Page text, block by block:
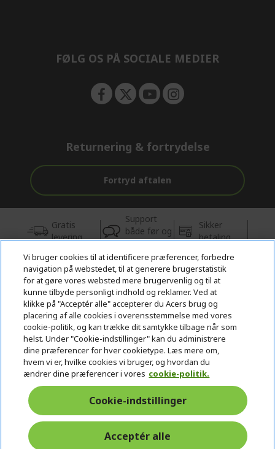
FØLG OS PÅ SOCIALE MEDIER
Returnering & fortrydelse
Fortryd aftalen
Gratis
levering
Support
både før og
efter købet
Sikker
betaling
© 2026 Acer Inc.
CPYou BV er autoriseret forhandler og sælger af de produkter og
tjenester, der tilbydes i denne butik.
Danmark
Vi bruger cookies til at identificere præferencer, forbedre
navigation på webstedet, til at generere brugerstatistik
for at gøre vores websted mere brugervenlig og til at
kunne tilbyde personligt indhold og reklamer. Ved at
klikke på "Acceptér alle" accepterer du Acers brug og
placering af alle cookies i overensstemmelse med vores
cookie-politik, og kan trække dit samtykke tilbage når som
helst. Under "Cookie-indstillinger" kan du administrere
dine præferencer for hver cookietype. Læs mere om,
hvem vi er, hvilke cookies vi bruger, og hvordan du
ændrer dine præferencer i vores cookie-politik.
Cookie-indstillinger
Acceptér alle